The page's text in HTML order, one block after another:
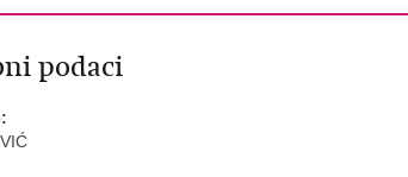
podaci